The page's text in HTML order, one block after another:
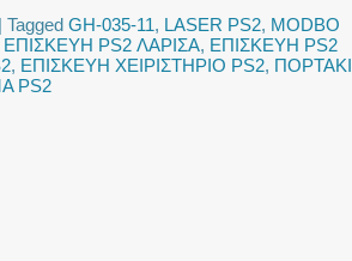
| Tagged GH-035-11, LASER PS2, MODBO
ΕΠΙΣΚΕΥΗ PS2 ΛΑΡΙΣΑ, ΕΠΙΣΚΕΥΗ PS2
, ΕΠΙΣΚΕΥΗ ΧΕΙΡΙΣΤΗΡΙΟ PS2, ΠΟΡΤΑΚΙ
PS2